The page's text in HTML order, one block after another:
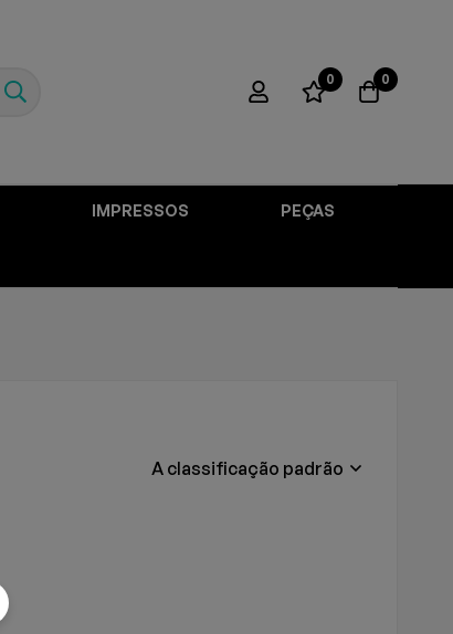
0 0
IMPRESSOS PEÇAS
A classificação padrão